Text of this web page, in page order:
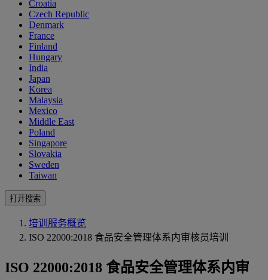
Croatia
Czech Republic
Denmark
France
Finland
Hungary
India
Japan
Korea
Malaysia
Mexico
Middle East
Poland
Singapore
Slovakia
Sweden
Taiwan
打开搜索
培训服务概览
ISO 22000:2018 食品安全管理体系内审核员培训
ISO 22000:2018 食品安全管理体系内审